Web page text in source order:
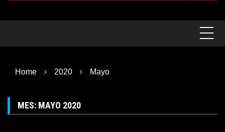
Home 2020 Mayo
MES: MAYO 2020